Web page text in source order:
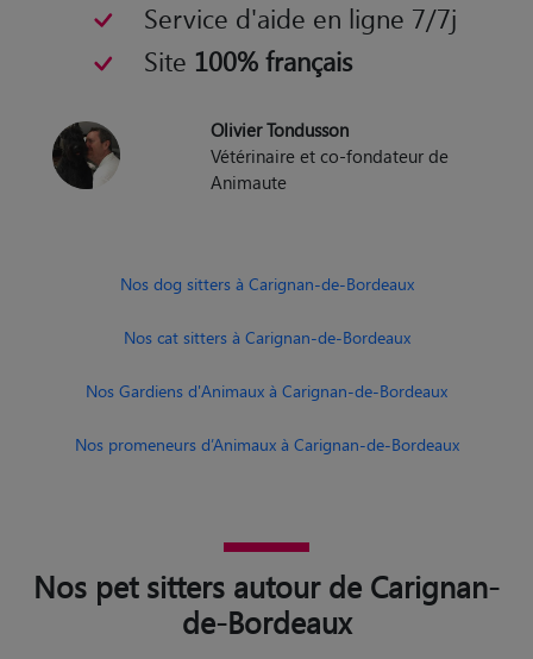
Service d'aide en ligne 7/7j
Site 100% français
Olivier Tondusson
Vétérinaire et co-fondateur de
Animaute
Nos dog sitters à Carignan-de-Bordeaux
Nos cat sitters à Carignan-de-Bordeaux
Nos Gardiens d'Animaux à Carignan-de-Bordeaux
Nos promeneurs d’Animaux à Carignan-de-Bordeaux
Nos pet sitters autour de Carignan-
de-Bordeaux